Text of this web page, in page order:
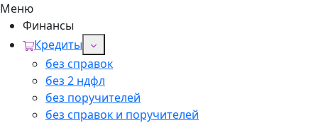
Меню
Финансы
Кредиты
без справок
без 2 ндфл
без поручителей
без справок и поручителей